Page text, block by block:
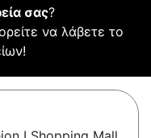
σας?
να λάβετε το